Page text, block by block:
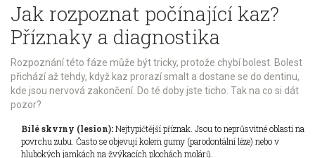
Jak rozpoznat počínající kaz?
Příznaky a diagnostika
Rozpoznání této fáze může být tricky, protože chybí bolest. Bolest
přichází až tehdy, když kaz prorazí smalt a dostane se do dentinu,
kde jsou nervová zakončení. Do té doby jste ticho. Tak na co si dát
pozor?
Bílé skvrny (lesion):Nejtypičtější příznak. Jsou to neprůsvitné oblasti na
povrchu zubu. Často se objevují kolem gumy (parodontální léze) nebo v
hlubokých jamkách na žvýkacích plochách molárů.